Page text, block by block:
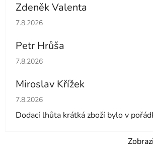
Zdeněk Valenta
Hodnocení obchodu je 5 z 5 hvězdiček.
7.8.2026
Petr Hrůša
Hodnocení obchodu je 5 z 5 hvězdiček.
7.8.2026
Miroslav Křížek
Hodnocení obchodu je 5 z 5 hvězdiček.
7.8.2026
Dodací lhůta krátká zboží bylo v